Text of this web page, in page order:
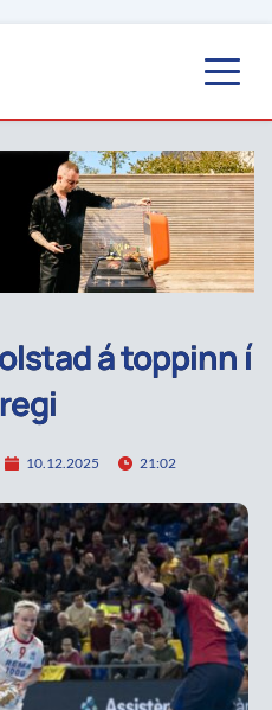
á toppinn í
10.12.2025 21:02